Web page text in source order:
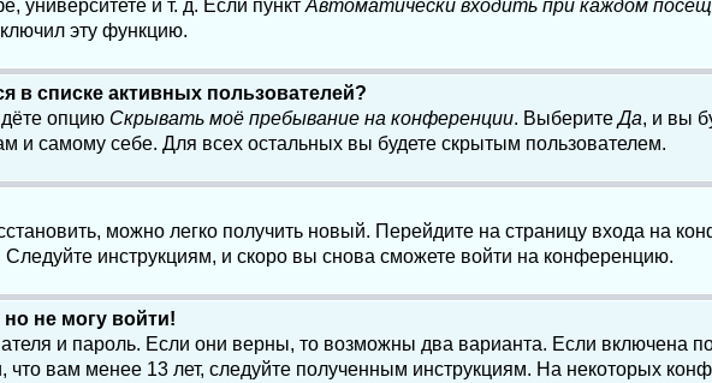
университете и т. д. Если пункт Автоматически входить при каждом
эту функцию.
в списке активных пользователей?
опцию Скрывать моё пребывание на конференции. ВыберитеДа, и вы
и самому себе. Для всех остальных вы будете скрытым пользователем.
можно легко получить новый. Перейдите на страницу входа на
Следуйте инструкциям, и скоро вы снова сможете войти на конференцию.
но не могу войти!
и пароль. Если они верны, то возможны два варианта. Если включена
что вам менее 13 лет, следуйте полученным инструкциям. На некоторых